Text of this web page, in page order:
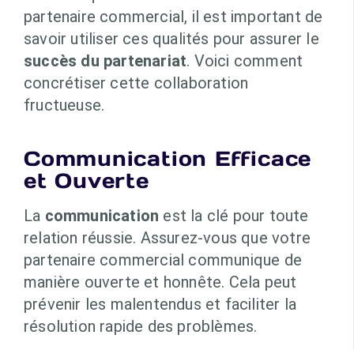
partenaire commercial, il est important de
savoir utiliser ces qualités pour assurer le
succès du partenariat. Voici comment
concrétiser cette collaboration
fructueuse.
Communication Efficace
et Ouverte
La communication est la clé pour toute
relation réussie. Assurez-vous que votre
partenaire commercial communique de
manière ouverte et honnête. Cela peut
prévenir les malentendus et faciliter la
résolution rapide des problèmes.